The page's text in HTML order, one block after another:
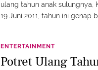
ulang tahun anak sulungnya,
19 Juni 2011, tahun ini genap
ENTERTAINMENT
Potret Ulang